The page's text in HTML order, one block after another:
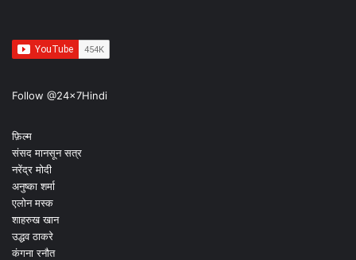
Follow @24x7Hindi
फ़िल्म
संसद मानसून सत्र
नरेंद्र मोदी
अनुष्का शर्मा
एलोन मस्क
शाहरुख खान
उद्धव ठाकरे
कंगना रनौत